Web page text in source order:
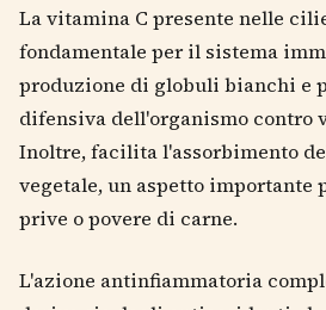
La vitamina C presente nelle
fondamentale per il sistema
produzione di globuli bianchi e
difensiva dell'organismo contro
Inoltre, facilita l'assorbimento
vegetale, un aspetto importante
prive o povere di carne.
L'azione antinfiammatoria